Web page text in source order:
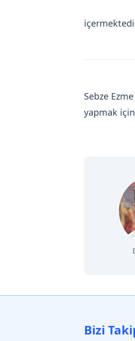
Sebze
yapmak için
Bizi